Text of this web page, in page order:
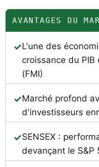
AVANTAGES DU
L'une des
croissance du PIB
(FMI)
Marché profond
d'investisseurs
SENSEX :
devançant le S&P